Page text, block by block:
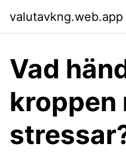
valutavkng.web.app
Vad
kroppen